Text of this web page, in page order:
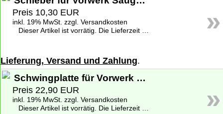
»
Preis 10,30 EUR
inkl. 19% MwSt. zzgl. Versandkosten
Dieser Artikel ist vorrätig. Die Lieferzeit beträgt 1-2 Werktage deutschlandweit. Weitere Informationen zu den Lieferzeiten finden Sie unter
Lieferung, Versand und Zahlung.
»
Schwingplatte für Vorwerk Saugwischer SP 520
Preis 22,90 EUR
inkl. 19% MwSt. zzgl. Versandkosten
Dieser Artikel ist vorrätig. Die Lieferzeit beträgt 1-2 Werktage deutschlandweit. Weitere Informationen zu den Lieferzeiten finden Sie unter